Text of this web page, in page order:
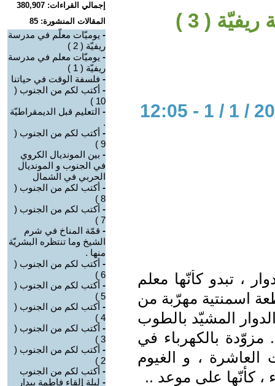
( 3 )
، تبدو كأنّها معلم
اسمنتية مهرّبة من
المشيّد بالطوب
مزوّدة بالكهرباء في
، و الغيوم
، كأنّها على موعد ..
إجمالي القراءات: 380,907
المقالات المنشورة: 85
- يوميّات معلّم في مدرسة
ريفيّة ( 2 )
- يوميّات معلم في مدرسة
ريفيّة ( 1 )
- فلسفة الوقت في حياتنا
- أكتب لكم من الجنوب (
10 )
- التعليم قبل الديمقراطيّة
.
- أكتب لكم من الجنوب (
9 )
- بين المونديال الكروي
في الجنوب و المونديال
الحربي في الشمال
- أكتب لكم من الجنوب (
8 )
- أكتب لكم من الجنوب (
7 )
- قمّة المناخ في شرم
الشيخ وما تنتظره البشريّة
منها .
- أكتب لكم من الجنوب (
6 )
- أكتب لكم من الجنوب (
5 )
- أكتب لكم من الجنوب (
4 )
- أكتب لكم من الجنوب (
3 )
- أكتب لكم من الجنوب (
2 )
- أكتب لكم من الجنوب
- ليلة إلقاء فاطمة بيدار